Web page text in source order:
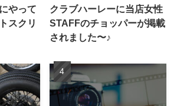
やって
スクリ
クラブハーレーに当店女性
STAFFのチョッパーが掲載
されました〜♪